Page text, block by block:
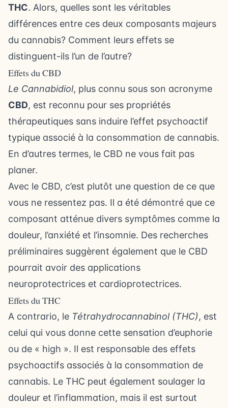
THC. Alors, quelles sont les véritables
différences entre ces deux composants majeurs
du cannabis? Comment leurs effets se
distinguent-ils l’un de l’autre?
Effets du CBD
Le Cannabidiol, plus connu sous son acronyme
CBD, est reconnu pour ses propriétés
thérapeutiques sans induire l’effet psychoactif
typique associé à la consommation de cannabis.
En d’autres termes, le CBD ne vous fait pas
planer.
Avec le CBD, c’est plutôt une question de ce que
vous ne ressentez pas. Il a été démontré que ce
composant atténue divers symptômes comme la
douleur, l’anxiété et l’insomnie. Des recherches
préliminaires suggèrent également que le CBD
pourrait avoir des applications
neuroprotectrices et cardioprotectrices.
Effets du THC
A contrario, le Tétrahydrocannabinol (THC), est
celui qui vous donne cette sensation d’euphorie
ou de « high ». Il est responsable des effets
psychoactifs associés à la consommation de
cannabis. Le THC peut également soulager la
douleur et l’inflammation, mais il est surtout